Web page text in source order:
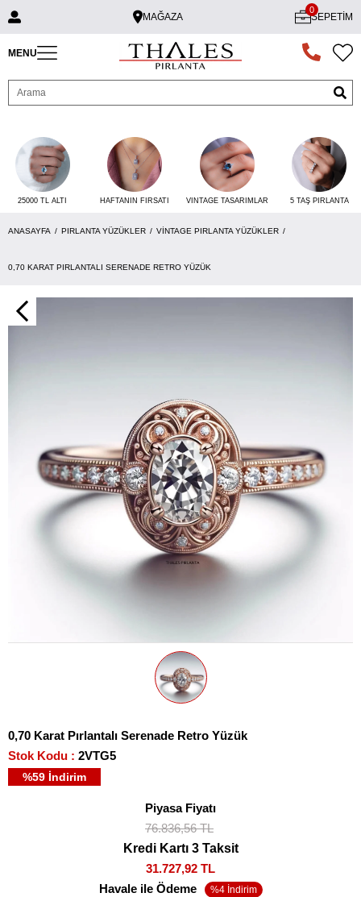
MAĞAZA SEPETIM
0
MENU
25000 TL ALTI HAFTANIN FIRSATI VINTAGE TASARIMLAR 5 TAŞ PIRLANTA
ANASAYFA PIRLANTA YÜZÜKLER VINTAGE PIRLANTA YÜZÜKLER
0,70 KARAT PIRLANTALI SERENADE RETRO YÜZÜK
0,70 Karat Pırlantalı Serenade Retro Yüzük
Stok Kodu
2VTG5
%59 İndirim
Piyasa Fiyatı
76.836,56 TL
Kredi Kartı 3 Taksit
31.727,92 TL
Havale ile Ödeme